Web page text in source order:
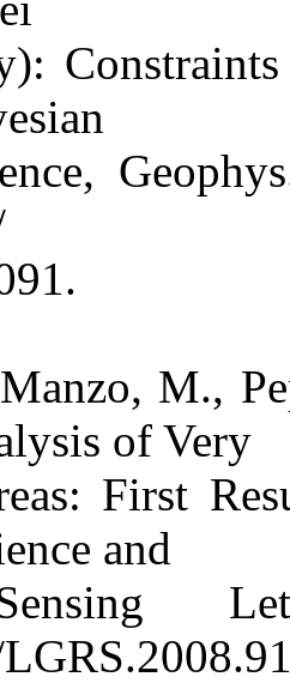
M.,
of Very
First
and